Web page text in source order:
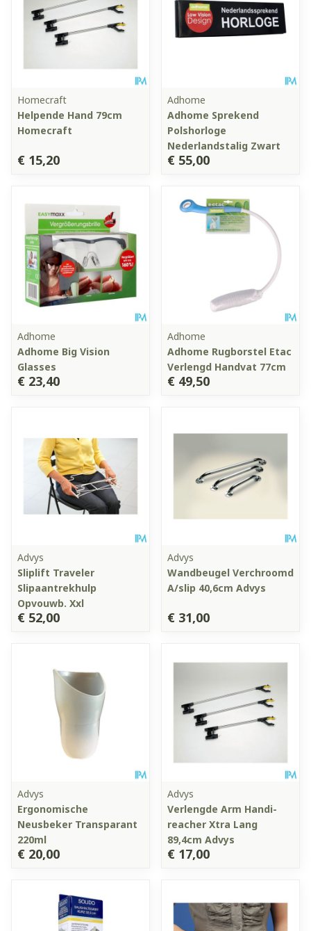
Homecraft
Helpende Hand 79cm
Homecraft
€ 15,20
Adhome
Adhome Sprekend
Polshorloge
Nederlandstalig Zwart
€ 55,00
Adhome
Adhome Big Vision
Glasses
€ 23,40
Adhome
Adhome Rugborstel Etac
Verlengd Handvat 77cm
€ 49,50
Advys
Sliplift Traveler
Slipaantrekhulp
Opvouwb. Xxl
€ 52,00
Advys
Wandbeugel Verchroomd
A/slip 40,6cm Advys
€ 31,00
Advys
Ergonomische
Neusbeker Transparant
220ml
€ 20,00
Advys
Verlengde Arm Handi-
reacher Xtra Lang
89,4cm Advys
€ 17,00